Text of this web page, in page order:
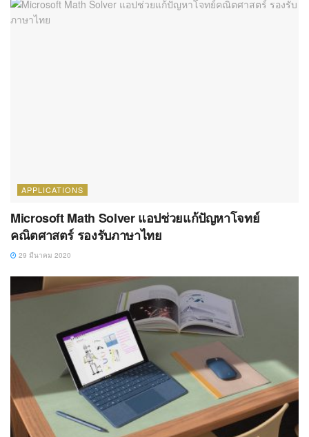
APPLICATIONS
Microsoft Math Solver แอปช่วยแก้ปัญหาโจทย์
คณิตศาสตร์ รองรับภาษาไทย
29 มีนาคม 2020